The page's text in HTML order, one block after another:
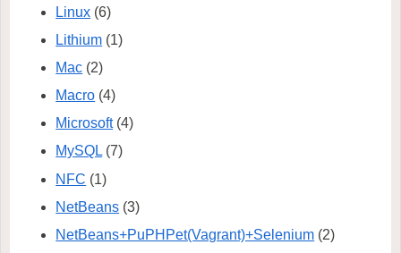
Linux (6)
Lithium (1)
Mac (2)
Macro (4)
Microsoft(4)
MySQL(7)
NFC (1)
NetBeans (3)
NetBeans+PuPHPet(Vagrant)+Selenium (2)